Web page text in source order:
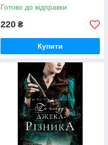
Готово до відправки
220 ₴
Купити